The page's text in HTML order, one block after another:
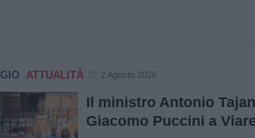
ATTUALITÀ 2 Agosto 2026
Il ministro Antonio
Giacomo Puccini a